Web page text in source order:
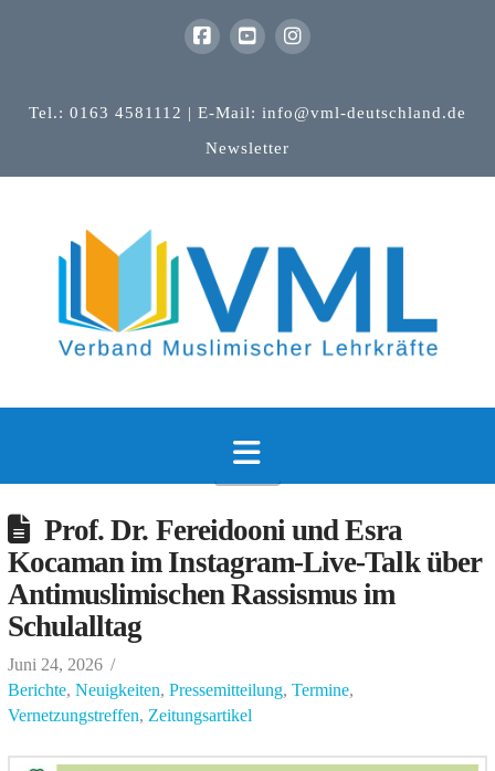
Tel.: 0163 4581112 | E-Mail: info@vml-deutschland.de
Newsletter
Navigation
Prof. Dr. Fereidooni und Esra
Kocaman im Instagram-Live-Talk über
Antimuslimischen Rassismus im
Schulalltag
Juni 24, 2026
Berichte, Neuigkeiten, Pressemitteilung, Termine,
Vernetzungstreffen, Zeitungsartikel